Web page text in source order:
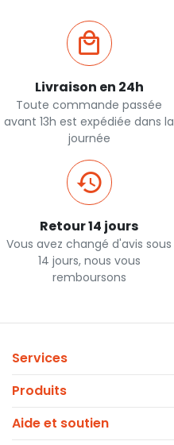
Livraison en 24h
Toute commande passée
avant 13h est expédiée dans la
journée
Retour 14 jours
Vous avez changé d'avis sous
14 jours, nous vous
remboursons
Services
Produits
Aide et soutien